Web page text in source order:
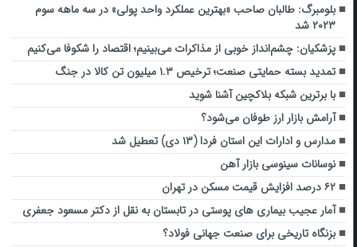
بلومبرگ: طالبان صاحب «بهترین عملکرد واحد پولی» در سه ماهه سوم
۲۰۲۳ شد
پزشکیان: چشم‌انداز خوبی از مذاکرات می‌بینیم؛ اقتصاد را شکوفا می‌کنیم
تمدید بسته حمایتی صنعت؛ ترخیص ۱.۳ میلیون تن کالا در جنگ
با برترین شبکه بلاکچین آشنا شوید
آرامش بازار ارز طوفان می‌شود؟
مدارس و ادارات این استان فردا (۱۳ دی) تعطیل شد
نوسانات سینوسی بازار آهن
۶۲ درصد افزایش قیمت مسکن در تهران
آمار عجیب بیماری های پوستی در تابستان به نقل از دکتر مسعود جعفری
بزنگاه تاریخی برای صنعت جهانی فولاد؟